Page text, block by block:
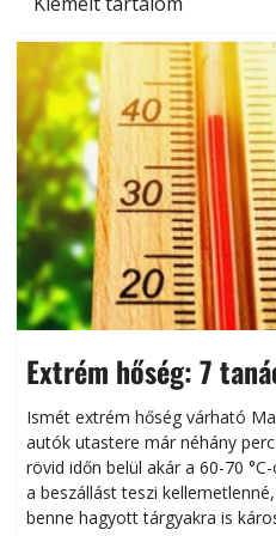
Extrém hőség: 7
megóvhatjuk
Ismét extrém hőség várható
autók utastere már néhány
rövid időn belül akár a 60-70
a beszállást teszi
benne hagyott tárgyakra is